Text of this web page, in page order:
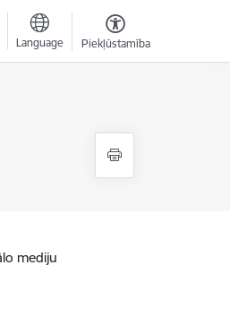
Language Piekļūstamība
mediju